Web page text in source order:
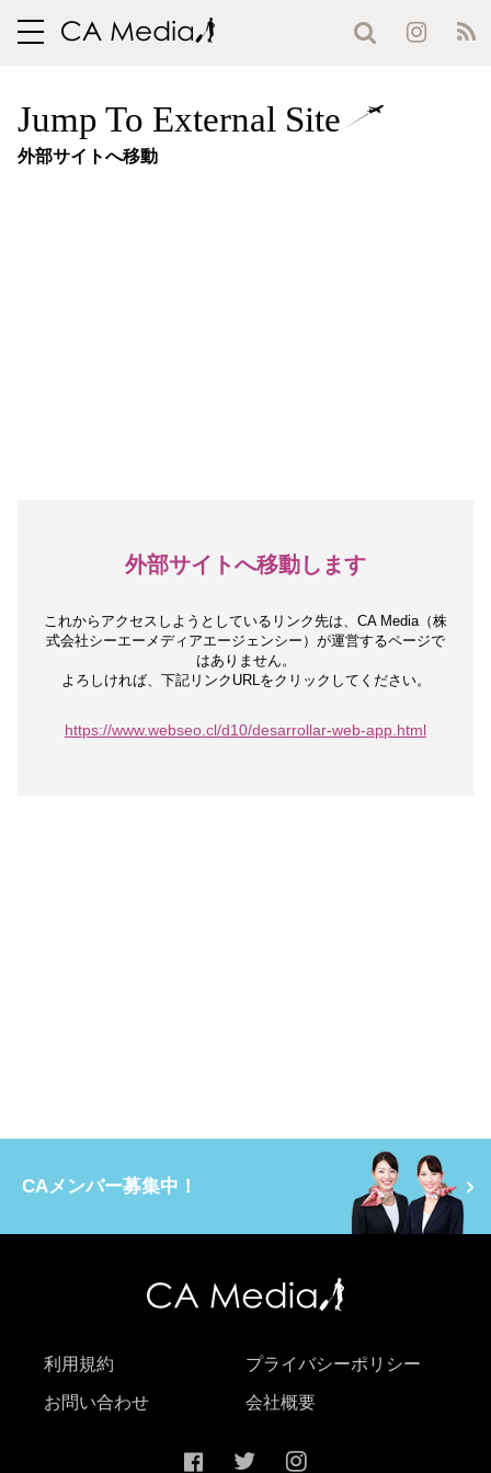
toggle
Jump To External Site
外部サイトへ移動
外部サイトへ移動します
これからアクセスしようとしているリンク先は、 CA Media（株
式会社シーエーメディアエージェンシー）が運営するページで
はありません。
よろしければ、下記リンクURLをクリックしてください。
https://www.webseo.cl/d10/desarrollar-web-app.html
CAメンバー募集中！
利用規約 プライバシーポリシー
お問い合わせ 会社概要